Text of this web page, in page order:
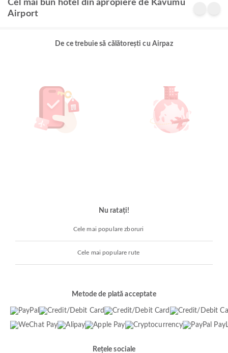
Cel mai bun hotel din apropiere de Kavumu
Airport
De ce trebuie să călătorești cu Airpaz
Nu ratați!
Cele mai populare zboruri
Cele mai populare rute
Metode de plată acceptate
Rețele sociale